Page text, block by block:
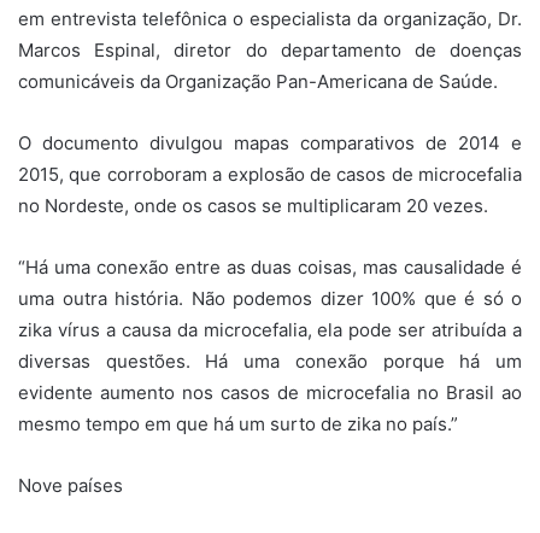
em entrevista telefônica o especialista da organização, Dr.
Marcos Espinal, diretor do departamento de doenças
comunicáveis da Organização Pan-Americana de Saúde.
O documento divulgou mapas comparativos de 2014 e
2015, que corroboram a explosão de casos de microcefalia
no Nordeste, onde os casos se multiplicaram 20 vezes.
“Há uma conexão entre as duas coisas, mas causalidade é
uma outra história. Não podemos dizer 100% que é só o
zika vírus a causa da microcefalia, ela pode ser atribuída a
diversas questões. Há uma conexão porque há um
evidente aumento nos casos de microcefalia no Brasil ao
mesmo tempo em que há um surto de zika no país.”
Nove países